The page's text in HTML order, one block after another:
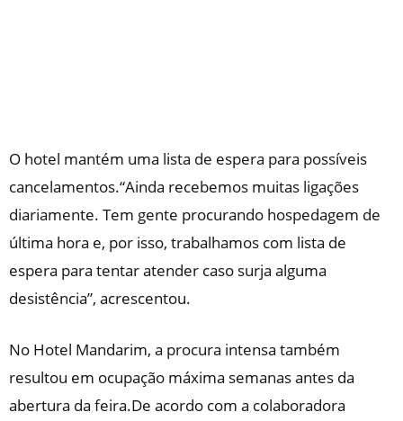
O hotel mantém uma lista de espera para possíveis
cancelamentos.“Ainda recebemos muitas ligações
diariamente. Tem gente procurando hospedagem de
última hora e, por isso, trabalhamos com lista de
espera para tentar atender caso surja alguma
desistência”, acrescentou.
No Hotel Mandarim, a procura intensa também
resultou em ocupação máxima semanas antes da
abertura da feira.De acordo com a colaboradora